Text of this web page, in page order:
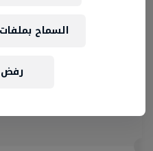
رفض
السماح